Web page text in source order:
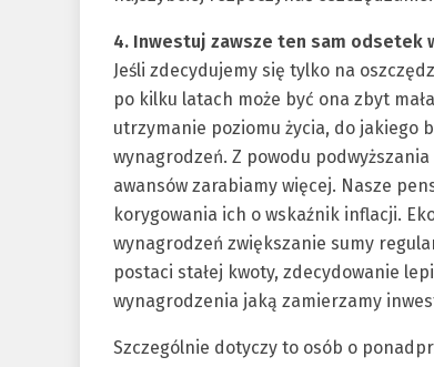
4. Inwestuj zawsze ten sam odsetek
Jeśli zdecydujemy się tylko na
po kilku latach może być ona zbyt
utrzymanie poziomu życia, do jakiego
wynagrodzeń. Z powodu
awansów zarabiamy więcej. Nasze
korygowania ich o wskaźnik inflacji.
wynagrodzeń zwiększanie sumy
postaci stałej kwoty, zdecydowanie
wynagrodzenia jaką zamierzamy
Szczególnie dotyczy to osób o